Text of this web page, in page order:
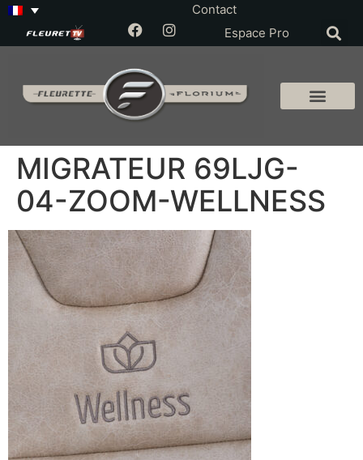
Contact
Espace Pro
MIGRATEUR 69LJG-
04-ZOOM-WELLNESS